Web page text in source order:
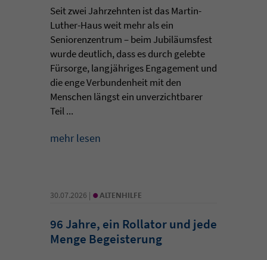
Seit zwei Jahrzehnten ist das Martin-
Luther-Haus weit mehr als ein
Seniorenzentrum – beim Jubiläumsfest
wurde deutlich, dass es durch gelebte
Fürsorge, langjähriges Engagement und
die enge Verbundenheit mit den
Menschen längst ein unverzichtbarer
Teil ...
mehr lesen
30.07.2026 | • ALTENHILFE
96 Jahre, ein Rollator und jede
Menge Begeisterung